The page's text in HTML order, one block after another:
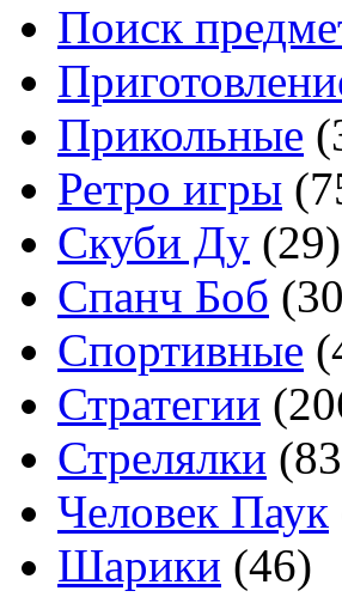
Поиск
Прикольные
Ретро игры
Скуби Ду (29)
Спанч Боб
Спортивные
Стратегии
Стрелялки
Человек Паук
Шарики (46)